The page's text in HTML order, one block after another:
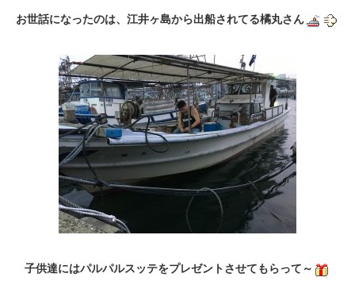
お世話になったのは、江井ヶ島から出船されてる橘丸さん
子供達にはパルパルスッテをプレゼントさせてもらって～